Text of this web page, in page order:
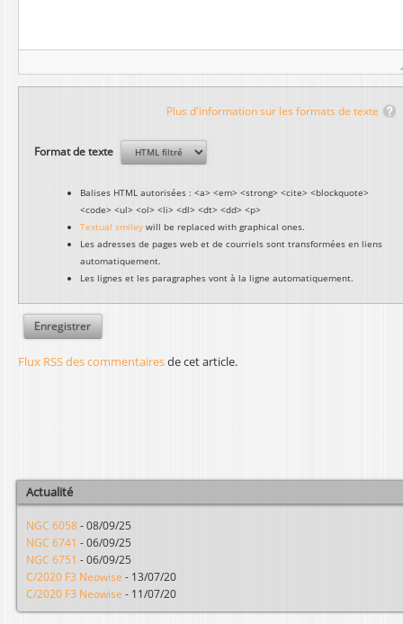
Plus d'information sur les formats de texte
Format de texte
Balises HTML autorisées : <a> <em> <strong> <cite> <blockquote>
<code> <ul> <ol> <li> <dl> <dt> <dd> <p>
Textual smiley will be replaced with graphical ones.
Les adresses de pages web et de courriels sont transformées en liens
automatiquement.
Les lignes et les paragraphes vont à la ligne automatiquement.
Flux RSS des commentairesde cet article.
Actualité
NGC 6058 - 08/09/25
NGC 6741 - 06/09/25
NGC 6751 - 06/09/25
C/2020 F3 Neowise - 13/07/20
C/2020 F3 Neowise - 11/07/20